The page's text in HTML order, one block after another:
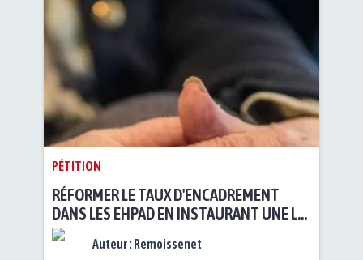
PÉTITION
RÉFORMER LE TAUX D'ENCADREMENT
DANS LES EHPAD EN INSTAURANT UNE LOI
QUI IMPOSE LE RATIO
Auteur : Remoissenet